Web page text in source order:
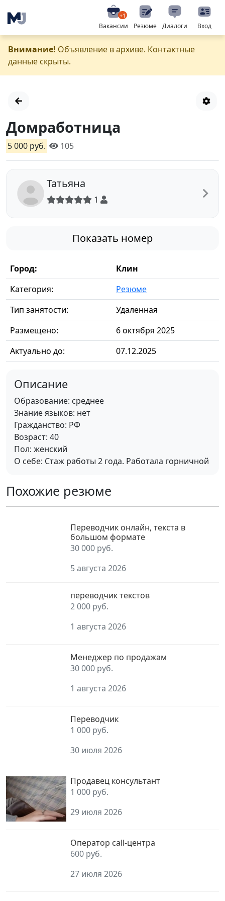
+1
Вакансии Резюме Диалоги Вход
Внимание! Объявление в архиве. Контактные
данные скрыты.
Домработница
5 000 руб. 105
Татьяна
1
Показать номер
Город:
Клин
Категория:
Резюме
Тип занятости:
Удаленная
Размещено:
6 октября 2025
Актуально до:
07.12.2025
Описание
Образование: среднее
Знание языков: нет
Гражданство: РФ
Возраст: 40
Пол: женский
О себе: Стаж работы 2 года. Работала горничной
Похожие резюме
Переводчик онлайн, текста в
большом формате
30 000 руб.
5 августа 2026
переводчик текстов
2 000 руб.
1 августа 2026
Менеджер по продажам
30 000 руб.
1 августа 2026
Переводчик
1 000 руб.
30 июля 2026
Продавец консультант
1 000 руб.
29 июля 2026
Оператор call-центра
600 руб.
27 июля 2026